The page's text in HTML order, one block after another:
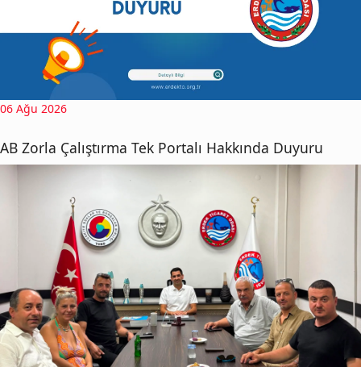
06 Ağu 2026
AB Zorla Çalıştırma Tek Portalı Hakkında Duyuru